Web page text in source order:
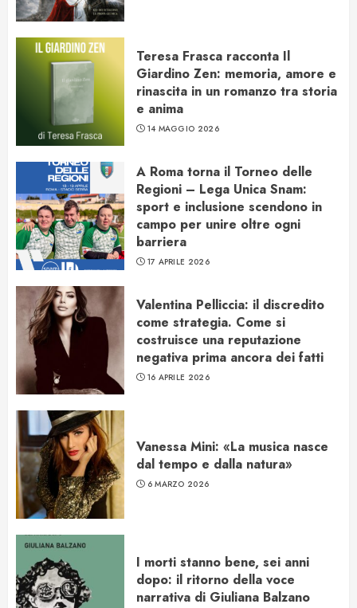
Teresa Frasca racconta Il
Giardino Zen: memoria, amore e
rinascita in un romanzo tra storia
e anima
14 MAGGIO 2026
A Roma torna il Torneo delle
Regioni – Lega Unica Snam:
sport e inclusione scendono in
campo per unire oltre ogni
barriera
17 APRILE 2026
Valentina Pelliccia: il discredito
come strategia. Come si
costruisce una reputazione
negativa prima ancora dei fatti
16 APRILE 2026
Vanessa Mini: «La musica nasce
dal tempo e dalla natura»
6 MARZO 2026
I morti stanno bene, sei anni
dopo: il ritorno della voce
narrativa di Giuliana Balzano